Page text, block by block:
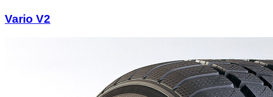
Vario V2